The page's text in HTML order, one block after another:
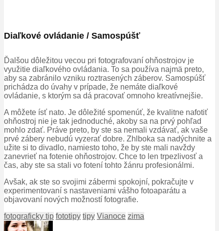
Diaľkové ovládanie / Samospúšť
Ďalšou dôležitou vecou pri fotografovaní ohňostrojov je
využitie diaľkového ovládania. To sa používa najmä preto,
aby sa zabránilo vzniku roztrasených záberov. Samospúšť
prichádza do úvahy v prípade, že nemáte diaľkové
ovládanie, s ktorým sa dá pracovať omnoho kreatívnejšie.
A môžete ísť nato. Je dôležité spomenúť, že kvalitne nafotiť
ohňostroj nie je tak jednoduché, akoby sa na prvý pohľad
mohlo zdať. Práve preto, by ste sa nemali vzdávať, ak vaše
prvé zábery nebudú vyzerať dobre. Zhlboka sa nadýchnite a
užite si to divadlo, namiesto toho, že by ste mali navždy
zanevrieť na fotenie ohňostrojov. Chce to len trpezlivosť a
čas, aby ste sa stali vo fotení tohto žánru profesionálmi.
Avšak, ak ste so svojimi zábermi spokojní, pokračujte v
experimentovaní s nastaveniami vášho fotoaparátu a
objavovaní nových možností fotografie.
fotograficky tip fototipy tipy Vianoce zima